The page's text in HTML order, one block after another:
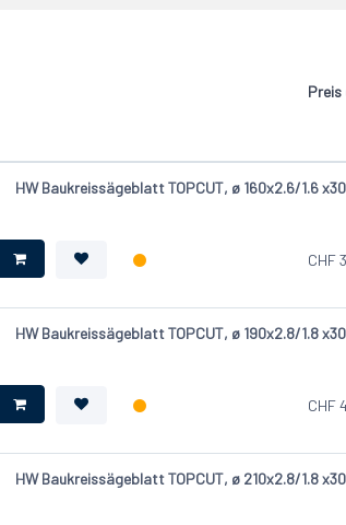
Preis
HW Baukreissägeblatt TOPCUT, ø 160x2.6/1.6
CHF
HW Baukreissägeblatt TOPCUT, ø 190x2.8/1.8
CHF
HW Baukreissägeblatt TOPCUT, ø 210x2.8/1.8